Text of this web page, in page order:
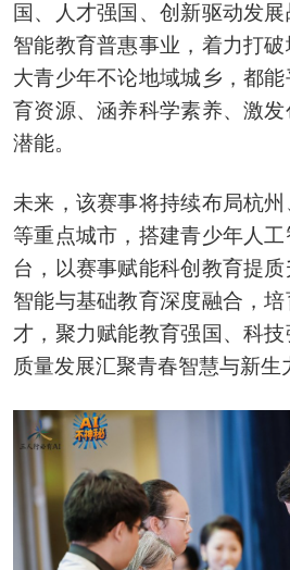
国、人才强国、创新驱动发
智能教育普惠事业，着力打
大青少年不论地域城乡，都
育资源、涵养科学素养、激
潜能。
未来，该赛事将持续布局杭
等重点城市，搭建青少年人
台，以赛事赋能科创教育提
智能与基础教育深度融合，
才，聚力赋能教育强国、科
质量发展汇聚青春智慧与新生